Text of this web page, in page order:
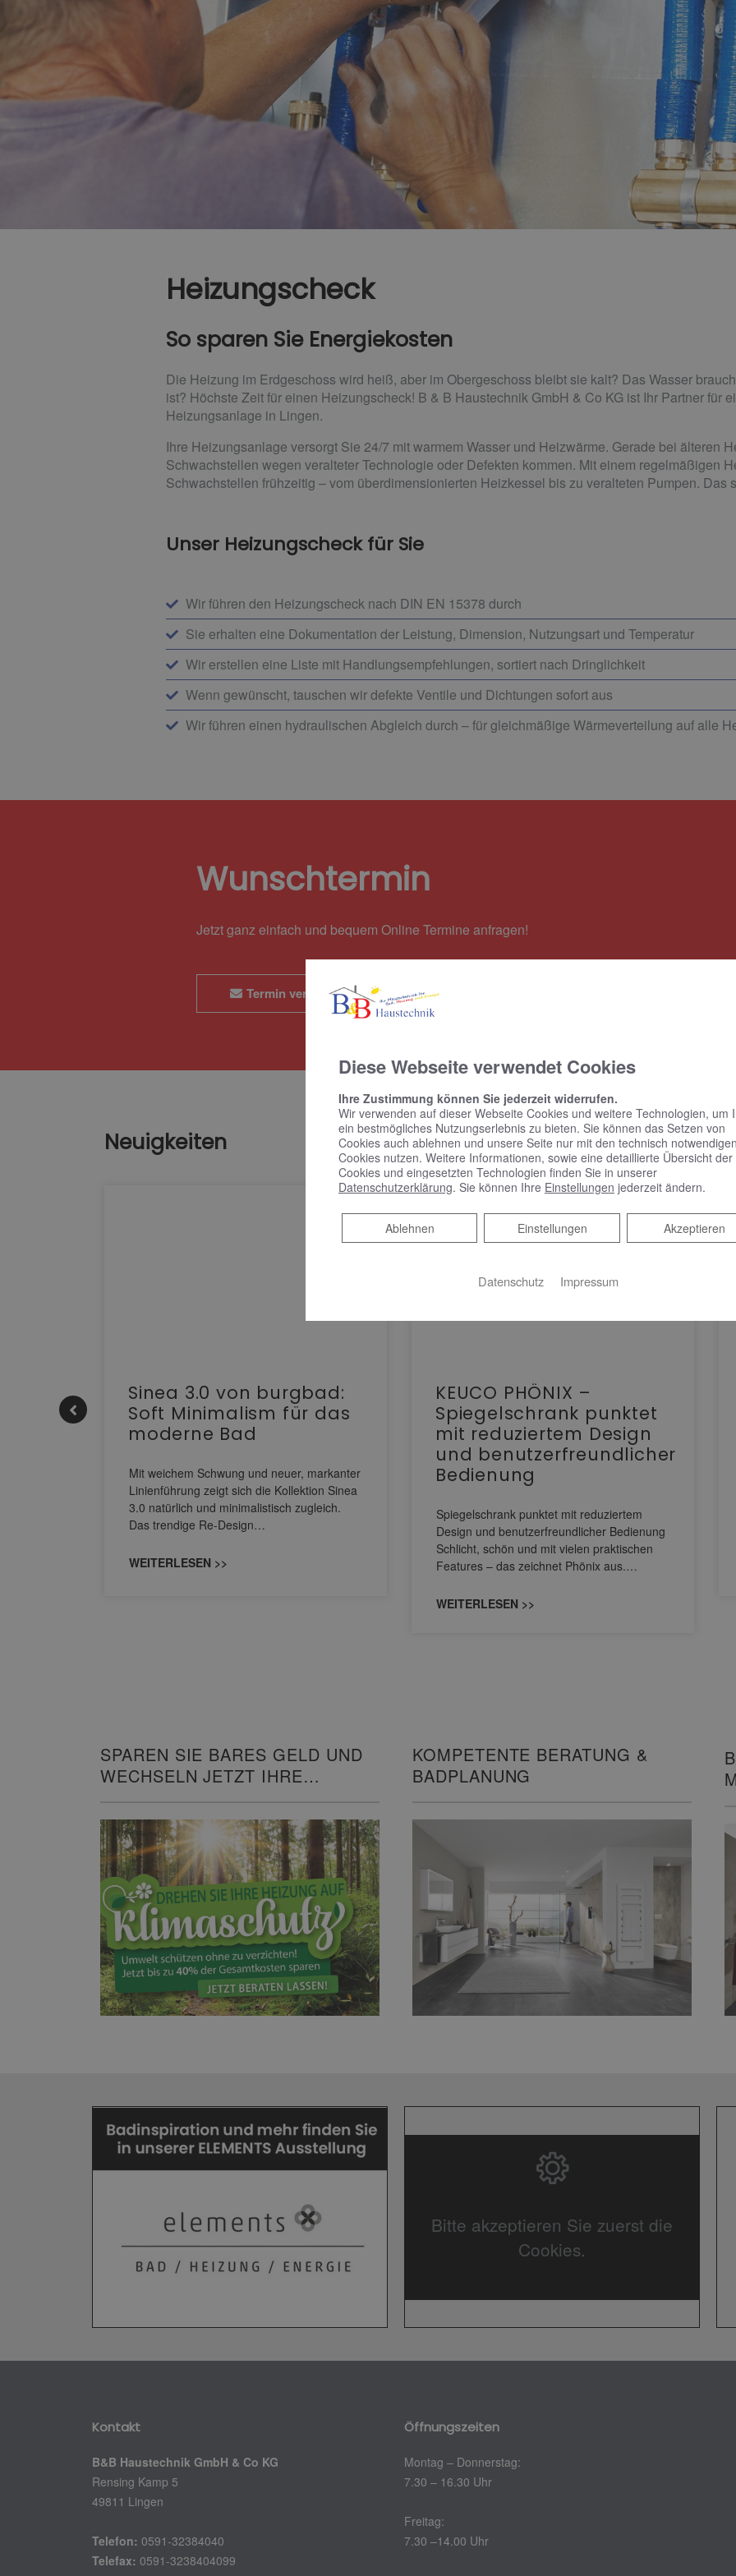
Heizungscheck
So sparen Sie Energiekosten
Die Heizung im Erdgeschoss wird heiß, aber im Obergeschoss bleibt sie kalt? Das Wasser
ist? Höchste Zeit für einen Heizungscheck! B & B Haustechnik GmbH & Co KG ist Ihr Partner für
Heizungsanlage in Lingen.
Ihre Heizungsanlage versorgt Sie 24/7 mit warmem Wasser und Heizwärme. Gerade bei älteren
Schwachstellen wegen veralteter Technologie oder Defekten kommen. Mit einem regelmäßigen
Schwachstellen frühzeitig – vom überdimensionierten Heizkessel bis zu veralteten Pumpen. Das
Unser Heizungscheck für Sie
Wir führen den Heizungscheck nach DIN EN 15378 durch
Sie erhalten eine Dokumentation der Leistung, Dimension, Nutzungsart und Temperatur
Wir erstellen eine Liste mit Handlungsempfehlungen, sortiert nach Dringlichkeit
Wenn gewünscht, tauschen wir defekte Ventile und Dichtungen sofort aus
Wir führen einen hydraulischen Abgleich durch – für gleichmäßige Wärmeverteilung auf alle
Wunschtermin
Jetzt ganz einfach und bequem Online Termine anfragen!
Termin vereinbaren
Neuigkeiten
Sinea 3.0 von burgbad:
Soft Minimalism für das
moderne Bad
Mit weichem Schwung und neuer, markanter
Linienführung zeigt sich die Kollektion Sinea
3.0 natürlich und minimalistisch zugleich.
Das trendige Re-Design…
WEITERLESEN >>
KEUCO PHÖNIX –
Spiegelschrank punktet
mit reduziertem Design
und benutzerfreundlicher
Bedienung
Spiegelschrank punktet mit reduziertem
Design und benutzerfreundlicher Bedienung
Schlicht, schön und mit vielen praktischen
Features – das zeichnet Phönix aus.…
WEITERLESEN >>
SPAREN SIE BARES GELD UND
WECHSELN JETZT IHRE
KOMPETENTE BERATUNG &
BADPLANUNG
Bitte akzeptieren Sie zuerst die
Cookies.
Kontakt
B&B Haustechnik GmbH & Co KG
Rensing Kamp 5
49811 Lingen
Telefon: 0591-32384040
Telefax: 0591-3238404099
Öffnungszeiten
Montag – Donnerstag:
7.30 – 16.30 Uhr
Freitag:
7.30 –14.00 Uhr
Diese Webseite verwendet Cookies
Ihre Zustimmung können Sie jederzeit widerrufen.
Wir verwenden auf dieser Webseite Cookies und weitere Technologien, um
ein bestmögliches Nutzungserlebnis zu bieten. Sie können das Setzen von
Cookies auch ablehnen und unsere Seite nur mit den technisch notwendigen
Cookies nutzen. Weitere Informationen, sowie eine detaillierte Übersicht der
Cookies und eingesetzten Technologien finden Sie in unserer
Datenschutzerklärung. Sie können Ihre Einstellungen jederzeit ändern.
Akzeptieren
Einstellungen
Ablehnen
Ablehnen
Datenschutz Impressum